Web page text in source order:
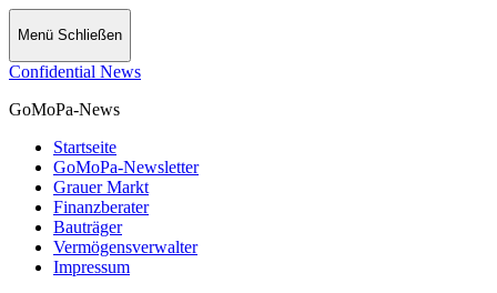
Menü Schließen
Confidential News
GoMoPa-News
Startseite
GoMoPa-Newsletter
Grauer Markt
Finanzberater
Bauträger
Vermögensverwalter
Impressum